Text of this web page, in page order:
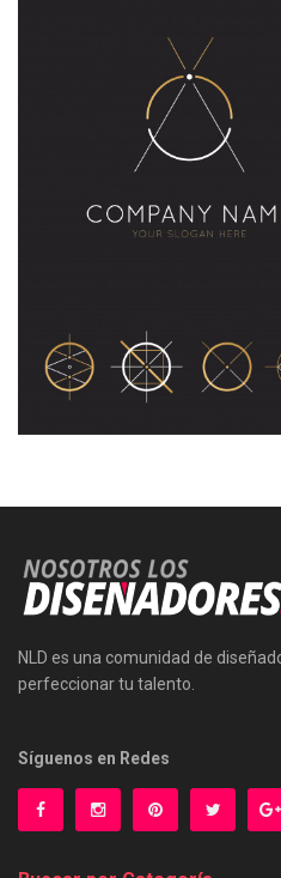
NLD es una comunidad de
perfeccionar tu talento.
Síguenos en Redes